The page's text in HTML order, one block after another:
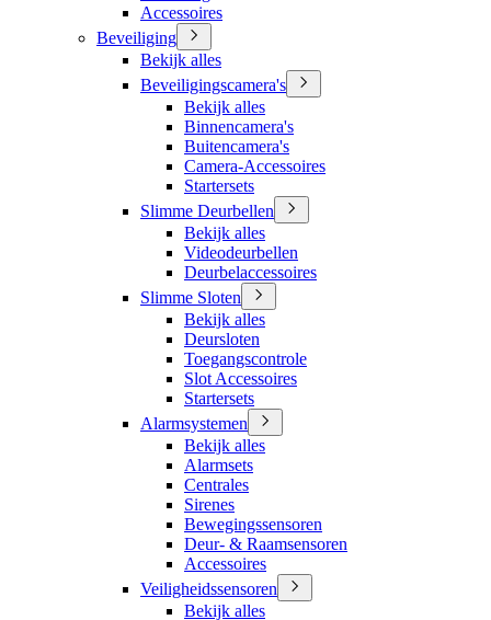
Accessoires
Beveiliging
Bekijk alles
Beveiligingscamera's
Bekijk alles
Binnencamera's
Buitencamera's
Camera-Accessoires
Startersets
Slimme Deurbellen
Bekijk alles
Videodeurbellen
Deurbelaccessoires
Slimme Sloten
Bekijk alles
Deursloten
Toegangscontrole
Slot Accessoires
Startersets
Alarmsystemen
Bekijk alles
Alarmsets
Centrales
Sirenes
Bewegingssensoren
Deur- & Raamsensoren
Accessoires
Veiligheidssensoren
Bekijk alles